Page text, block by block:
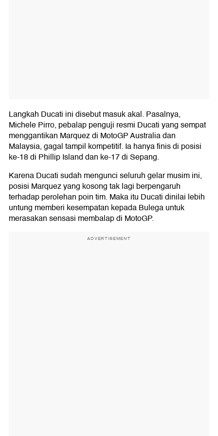
Langkah Ducati ini disebut masuk akal. Pasalnya,
Michele Pirro, pebalap penguji resmi Ducati yang sempat
menggantikan Marquez di MotoGP Australia dan
Malaysia, gagal tampil kompetitif. Ia hanya finis di posisi
ke-18 di Phillip Island dan ke-17 di Sepang.
Karena Ducati sudah mengunci seluruh gelar musim ini,
posisi Marquez yang kosong tak lagi berpengaruh
terhadap perolehan poin tim. Maka itu Ducati dinilai lebih
untung memberi kesempatan kepada Bulega untuk
merasakan sensasi membalap di MotoGP.
ADVERTISEMENT